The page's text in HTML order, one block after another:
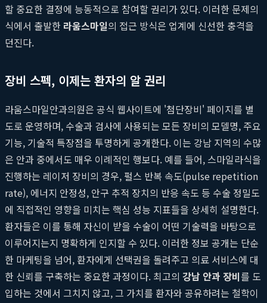
할 중요한 결정에 능동적으로 참여할 권리가 있다. 이러한 문제의
식에서 출발한 라움스마일의 접근 방식은 업계에 신선한 충격을
던진다.
장비 스펙, 이제는 환자의 알 권리
라움스마일안과의원은 공식 웹사이트에 '첨단장비' 페이지를 별
도로 운영하며, 수술과 검사에 사용되는 모든 장비의 모델명, 주요
기능, 기술적 특장점을 투명하게 공개한다. 이는 강남 지역의 수많
은 안과 중에서도 매우 이례적인 행보다. 예를 들어, 스마일라식을
진행하는 레이저 장비의 경우, 펄스 반복 속도(pulse repetition
rate), 에너지 안정성, 안구 추적 장치의 반응 속도 등 수술 정밀도
에 직접적인 영향을 미치는 핵심 성능 지표들을 상세히 설명한다.
환자들은 이를 통해 자신이 받을 수술이 어떤 기술력을 바탕으로
이루어지는지 명확하게 인지할 수 있다. 이러한 정보 공개는 단순
한 마케팅을 넘어, 환자에게 선택권을 돌려주고 의료 서비스에 대
한 신뢰를 구축하는 중요한 과정이다. 최고의 강남 안과 장비를 도
입하는 것에서 그치지 않고, 그 가치를 환자와 공유하려는 철학이